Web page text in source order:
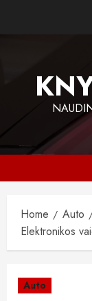
Home
Auto
Elektronikos
Auto